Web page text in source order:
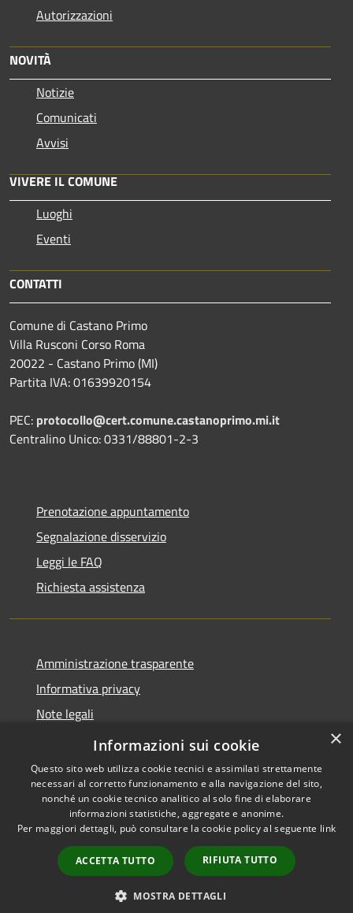
Autorizzazioni
NOVITÀ
Notizie
Comunicati
Avvisi
VIVERE IL COMUNE
Luoghi
Eventi
CONTATTI
Comune di Castano Primo
Villa Rusconi Corso Roma
20022 - Castano Primo (MI)
Partita IVA: 01639920154
PEC: protocollo@cert.comune.castanoprimo.mi.it
Centralino Unico: 0331/88801-2-3
Prenotazione appuntamento
Segnalazione disservizio
Leggi le FAQ
Richiesta assistenza
Amministrazione trasparente
Informativa privacy
Note legali
Dichiarazione di accessibilità
Accessibilità
Copyright © 2026 • Comune di
Castano Primo • Powered by
Municipium•
Accesso
redazione
×
Informazioni sui cookie
Questo sito web utilizza cookie tecnici e assimilati strettamente
necessari al corretto funzionamento e alla navigazione del sito,
nonché un cookie tecnico analitico al solo fine di elaborare
informazioni statistiche, aggregate e anonime.
Per maggiori dettagli, può consultare la cookie policy al seguente link
ACCETTA TUTTO RIFIUTA TUTTO
MOSTRA DETTAGLI